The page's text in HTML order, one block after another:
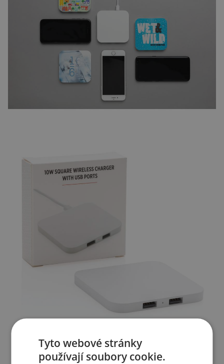
Tyto webové stránky
používají soubory cookie.